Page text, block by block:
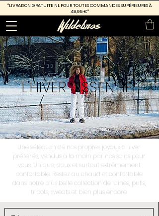
*LIVRAISON GRATUITE NL POUR TOUTES COMMANDES SUPÉRIEURES À
49,95 €*
L'HIVER ESSENTIEL
Une sélection de nos propres joyaux d'hiver
préférés, vendus à la main par nos soins pour
vous. Unique, doux et surtout extrêmement
confortable. Restez au chaud et confortable
dans notre plus belle collection de laines, pulls,
tricots, sweats et bien plus encore.